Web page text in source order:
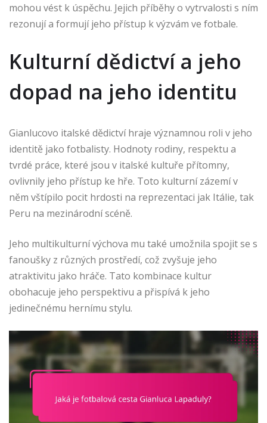
mohou vést k úspěchu. Jejich příběhy o vytrvalosti s ním
rezonují a formují jeho přístup k výzvám ve fotbale.
Kulturní dědictví a jeho
dopad na jeho identitu
Gianlucovo italské dědictví hraje významnou roli v jeho
identitě jako fotbalisty. Hodnoty rodiny, respektu a
tvrdé práce, které jsou v italské kultuře přítomny,
ovlivnily jeho přístup ke hře. Toto kulturní zázemí v
něm vštípilo pocit hrdosti na reprezentaci jak Itálie, tak
Peru na mezinárodní scéně.
Jeho multikulturní výchova mu také umožnila spojit se s
fanoušky z různých prostředí, což zvyšuje jeho
atraktivitu jako hráče. Tato kombinace kultur
obohacuje jeho perspektivu a přispívá k jeho
jedinečnému hernímu stylu.